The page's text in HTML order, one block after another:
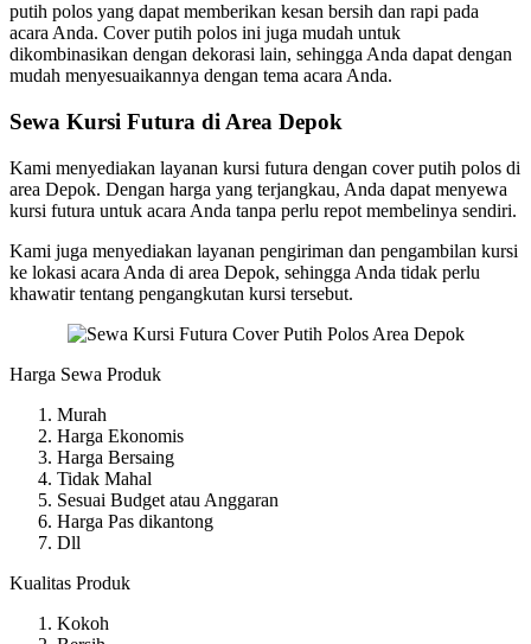
putih polos yang dapat memberikan kesan bersih dan rapi pada
acara Anda. Cover putih polos ini juga mudah untuk
dikombinasikan dengan dekorasi lain, sehingga Anda dapat dengan
mudah menyesuaikannya dengan tema acara Anda.
Sewa Kursi Futura di Area Depok
Kami menyediakan layanan kursi futura dengan cover putih polos di
area Depok. Dengan harga yang terjangkau, Anda dapat menyewa
kursi futura untuk acara Anda tanpa perlu repot membelinya sendiri.
Kami juga menyediakan layanan pengiriman dan pengambilan kursi
ke lokasi acara Anda di area Depok, sehingga Anda tidak perlu
khawatir tentang pengangkutan kursi tersebut.
Harga Sewa Produk
Murah
Harga Ekonomis
Harga Bersaing
Tidak Mahal
Sesuai Budget atau Anggaran
Harga Pas dikantong
Dll
Kualitas Produk
Kokoh